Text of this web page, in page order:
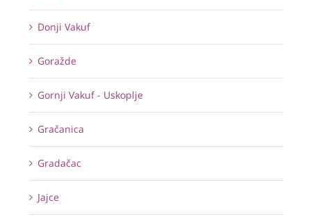
Donji Vakuf
Goražde
Gornji Vakuf - Uskoplje
Gračanica
Gradačac
Jajce